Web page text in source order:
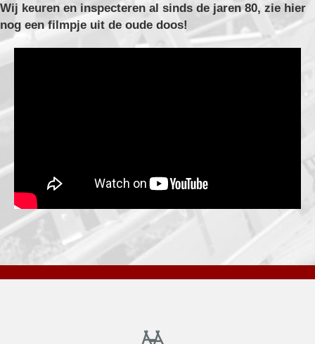
Wij keuren en inspecteren al sinds de jaren 80, zie hier
nog een filmpje uit de oude doos!